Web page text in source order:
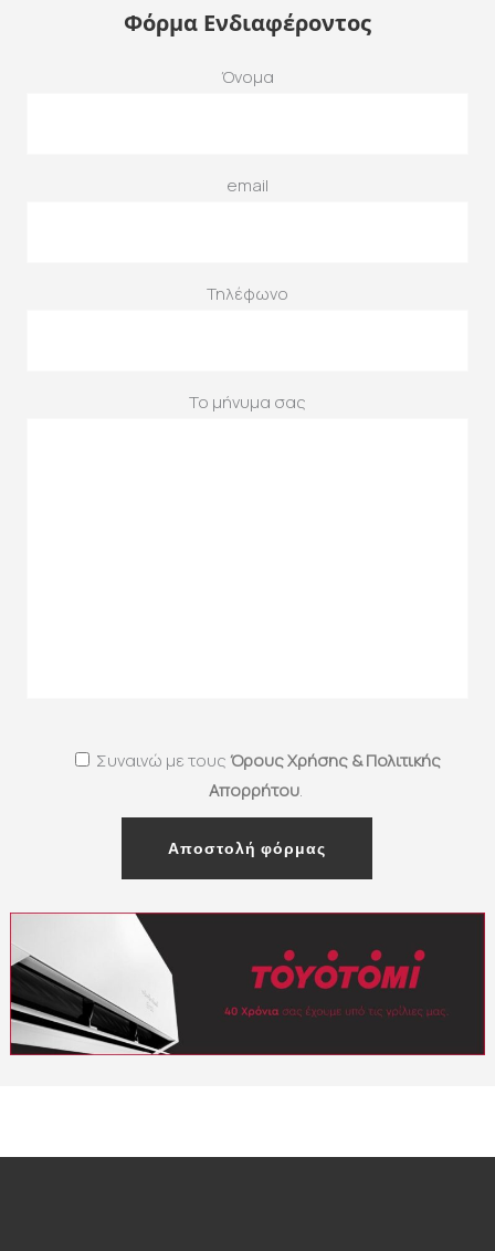
Φόρμα Ενδιαφέροντος
Όνομα
email
Τηλέφωνο
Το μήνυμα σας
Συναινώ με τουςΌρους Χρήσης & Πολιτικής
Απορρήτου.